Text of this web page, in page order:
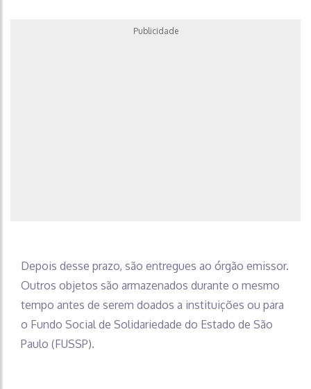
Publicidade
Depois desse prazo, são entregues ao órgão emissor.
Outros objetos são armazenados durante o mesmo
tempo antes de serem doados a instituições ou para
o Fundo Social de Solidariedade do Estado de São
Paulo (FUSSP).